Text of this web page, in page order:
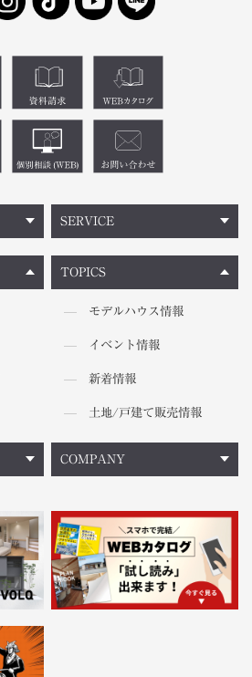
TOPICS
モデルハウス情報
イベント情報
新着情報
土地/戸建て販売情報
SERVICE
COMPANY